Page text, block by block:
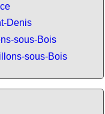
Denis
sous-Bois
sous-Bois